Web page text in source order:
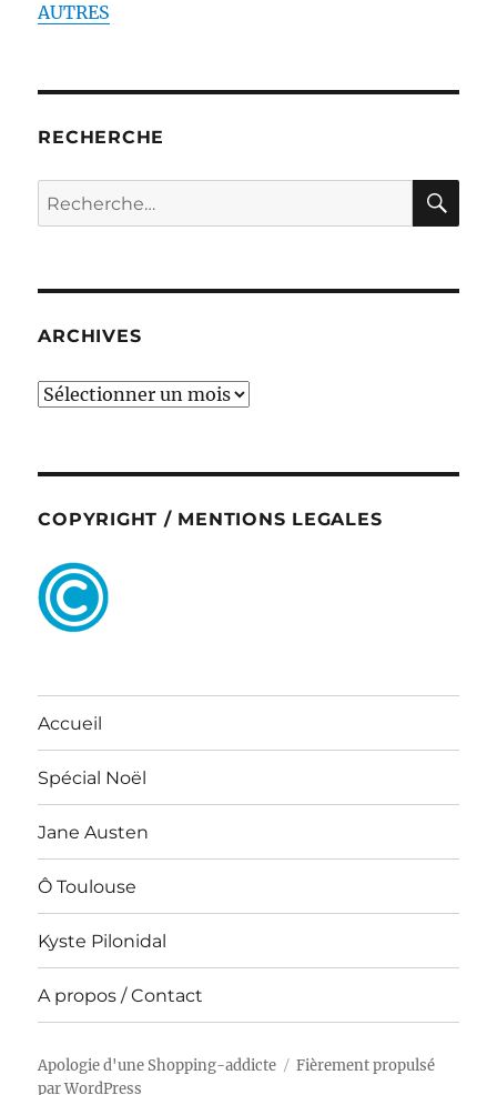
AUTRES
RECHERCHE
Recherche
pour :
ARCHIVES
ARCHIVES
COPYRIGHT / MENTIONS LEGALES
Accueil
Spécial Noël
Jane Austen
Ô Toulouse
Kyste Pilonidal
A propos / Contact
Apologie d'une Shopping-addicte
Fièrement propulsé
par WordPress